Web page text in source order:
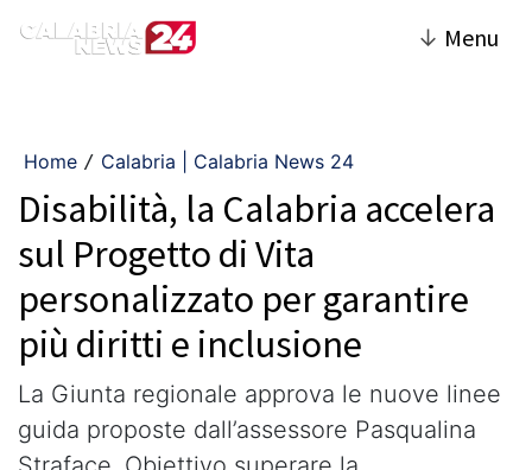
↓ Menu
Home / Calabria | Calabria News 24
Disabilità, la Calabria accelera
sul Progetto di Vita
personalizzato per garantire
più diritti e inclusione
La Giunta regionale approva le nuove linee
guida proposte dall’assessore Pasqualina